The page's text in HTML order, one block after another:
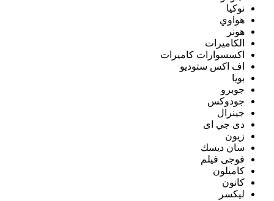
نوكيا
هواوي
هونر
الكاميرات
اكسسوارات كاميرات
اف اكس ستوديو
بويا
جوبرو
جودوكس
جينرال
دى جي اى
زيون
سان ديسك
فوجى فيلم
كاميلون
كانون
ليكسر